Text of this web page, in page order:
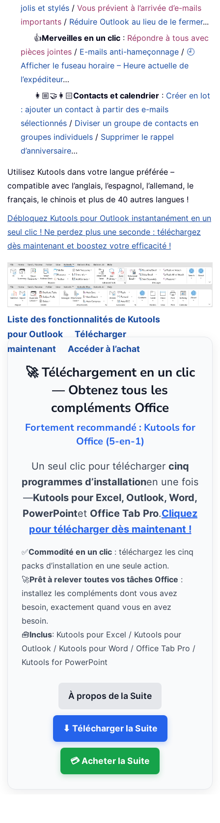
jolis et stylés /Vous prévient à l’arrivée d’e-mails
importants / Réduire Outlook au lieu de le fermer...
👍Merveilles en un clic : Répondre à tous avec
pièces jointes / E-mails anti-hameçonnage / 🕘
Afficher le fuseau horaire – Heure actuelle de
l’expéditeur…
👩🏼‍🤝‍👩🏻Contacts et calendrier : Créer en lot
: ajouter un contact à partir des e-mails
sélectionnés / Diviser un groupe de contacts en
groupes individuels / Supprimer le rappel
d’anniversaire…
Utilisez Kutools dans votre langue préférée –
compatible avec l’anglais, l’espagnol, l’allemand, le
français, le chinois et plus de 40 autres langues !
Débloquez Kutools pour Outlook instantanément en un
seul clic ! Ne perdez plus une seconde : téléchargez
dès maintenant et boostez votre efficacité !
Liste des fonctionnalités de Kutools
pour Outlook
Télécharger
maintenant
Accéder à l’achat
🚀 Téléchargement en un clic
— Obtenez tous les
compléments Office
Fortement recommandé : Kutools for
Office (5-en-1)
Un seul clic pour télécharger cinq
programmes d’installationen une fois
—Kutools pour Excel, Outlook, Word,
PowerPointet Office Tab Pro.Cliquez
pour télécharger dès maintenant !
✅Commodité en un clic : téléchargez les cinq
packs d’installation en une seule action.
🚀Prêt à relever toutes vos tâches Office :
installez les compléments dont vous avez
besoin, exactement quand vous en avez
besoin.
🧰Inclus: Kutools pour Excel / Kutools pour
Outlook / Kutools pour Word / Office Tab Pro /
Kutools for PowerPoint
À propos de la Suite
⬇ Télécharger la Suite
💳 Acheter la Suite